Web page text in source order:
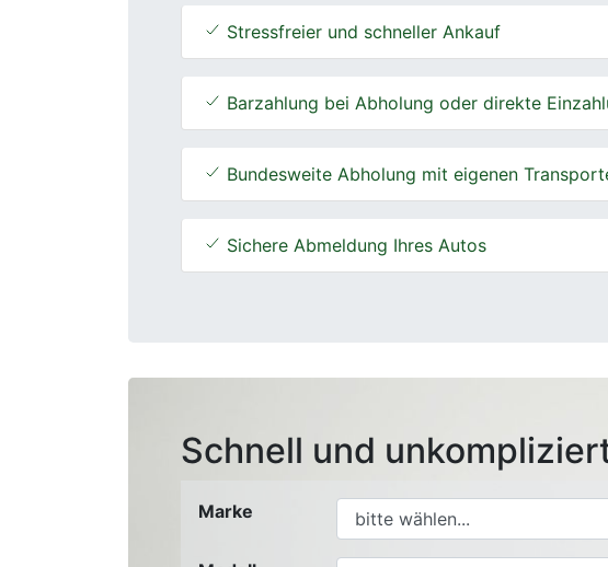
Stressfreier und schneller Ankauf
Barzahlung bei Abholung oder direkte
Bundesweite Abholung mit eigenen
Sichere Abmeldung Ihres Autos
Schnell und
Marke